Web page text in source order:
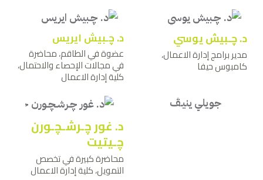
د. ﭼـبيش يوسي
مدير برامج إدارة الاعمال،
كامبوس حيفا
د. ﭼـبيش ايريس
عضوة في الطاقم، محاضرة
في مجالات الإحصاء والاحتمال،
كلية إدارة الاعمال
د. غور ﭼـرشـﭽـورن
ﭼـيتيت
محاضرة كبيرة في تخصص
التمويل، كلية إدارة الاعمال